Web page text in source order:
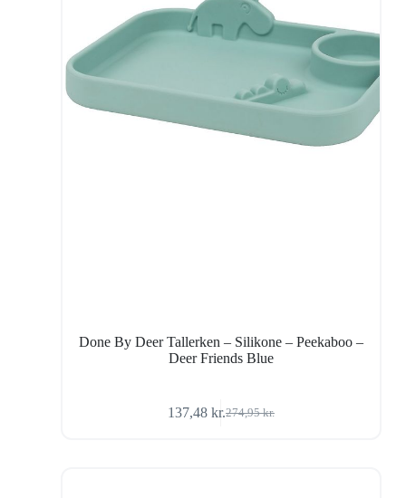
Done By Deer Tallerken – Silikone – Peekaboo –
Deer Friends Blue
274,95kr.
Den
137,48 kr.Den